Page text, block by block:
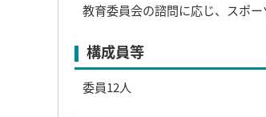
教育委員会の諮問に応じ、スポ
構成員等
委員12人